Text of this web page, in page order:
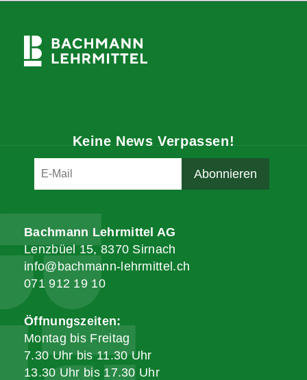
Keine News Verpassen!
Bachmann Lehrmittel AG
Lenzbüel 15, 8370 Sirnach
info@bachmann-lehrmittel.ch
071 912 19 10
Öffnungszeiten:
Montag bis Freitag
7.30 Uhr bis 11.30 Uhr
13.30 Uhr bis 17.30 Uhr